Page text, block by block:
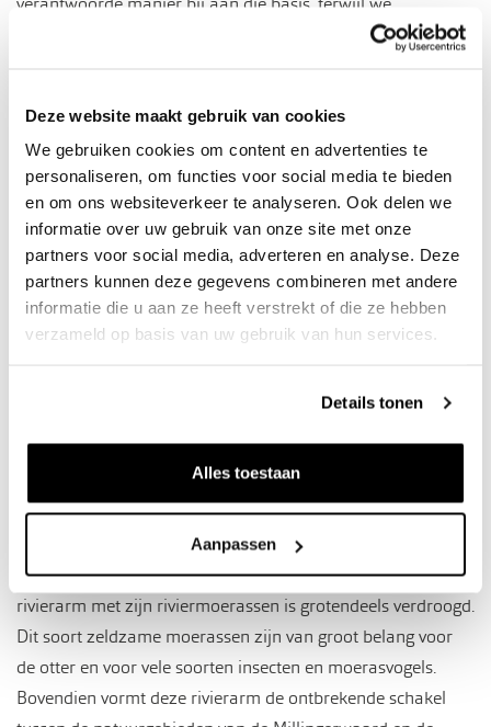
Deze website maakt gebruik van cookies
We gebruiken cookies om content en advertenties te
personaliseren, om functies voor social media te bieden
en om ons websiteverkeer te analyseren. Ook delen we
informatie over uw gebruik van onze site met onze
partners voor social media, adverteren en analyse. Deze
partners kunnen deze gegevens combineren met andere
informatie die u aan ze heeft verstrekt of die ze hebben
verzameld op basis van uw gebruik van hun services.
Details tonen
Alles toestaan
Aanpassen
tegelijkertijd werken aan natuurontwikkeling en
Over de gebiedsontwikkeling in de
Ooijse Graaf
De Ooijse Graaf is een oude rivierarm van de Waal, die door
de Ooijpolder bij Nijmegen slingert. Waar vroeger de Waal
vrij stroomde, ligt nu een landschap dat van grote waarde is
voor de natuur in de Gelderse Poort. Maar de oude
rivierarm met zijn riviermoerassen is grotendeels verdroogd.
Dit soort zeldzame moerassen zijn van groot belang voor
de otter en voor vele soorten insecten en moerasvogels.
Bovendien vormt deze rivierarm de ontbrekende schakel